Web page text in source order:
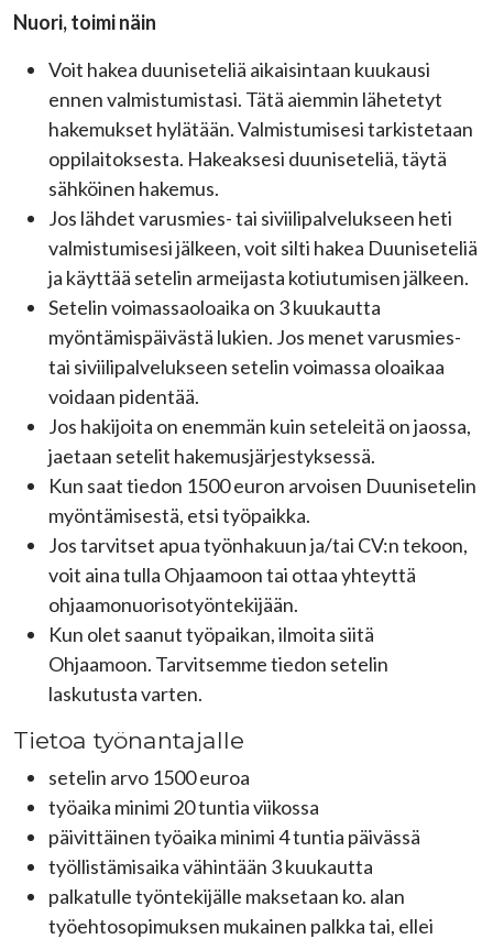
Nuori, toimi näin
Voit hakea duuniseteliä aikaisintaan kuukausi
ennen valmistumistasi. Tätä aiemmin lähetetyt
hakemukset hylätään. Valmistumisesi tarkistetaan
oppilaitoksesta. Hakeaksesi duuniseteliä, täytä
sähköinen hakemus.
Jos lähdet varusmies- tai siviilipalvelukseen heti
valmistumisesi jälkeen, voit silti hakea Duuniseteliä
ja käyttää setelin armeijasta kotiutumisen jälkeen.
Setelin voimassaoloaika on 3 kuukautta
myöntämispäivästä lukien. Jos menet varusmies-
tai siviilipalvelukseen setelin voimassa oloaikaa
voidaan pidentää.
Jos hakijoita on enemmän kuin seteleitä on jaossa,
jaetaan setelit hakemusjärjestyksessä.
Kun saat tiedon 1500 euron arvoisen Duunisetelin
myöntämisestä, etsi työpaikka.
Jos tarvitset apua työnhakuun ja/tai CV:n tekoon,
voit aina tulla Ohjaamoon tai ottaa yhteyttä
ohjaamonuorisotyöntekijään.
Kun olet saanut työpaikan, ilmoita siitä
Ohjaamoon. Tarvitsemme tiedon setelin
laskutusta varten.
Tietoa työnantajalle
setelin arvo 1500 euroa
työaika minimi 20 tuntia viikossa
päivittäinen työaika minimi 4 tuntia päivässä
työllistämisaika vähintään 3 kuukautta
palkatulle työntekijälle maksetaan ko. alan
työehtosopimuksen mukainen palkka tai, ellei